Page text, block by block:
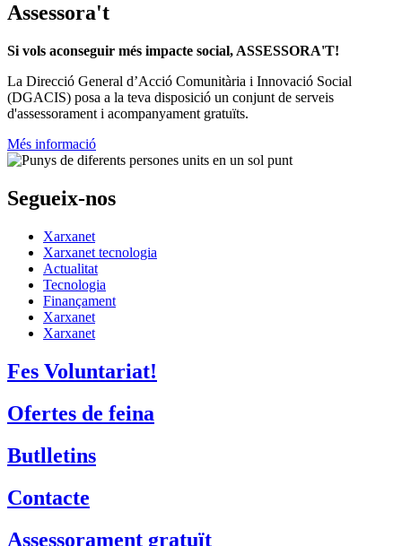
Assessora't
Si vols aconseguir més impacte social, ASSESSORA'T!
La Direcció General d’Acció Comunitària i Innovació Social
(DGACIS) posa a la teva disposició un conjunt de serveis
d'assessorament i acompanyament gratuïts.
Més informació
Segueix-nos
Xarxanet
Xarxanet tecnologia
Actualitat
Tecnologia
Finançament
Xarxanet
Xarxanet
Fes Voluntariat!
Ofertes de feina
Butlletins
Contacte
Assessorament gratuït